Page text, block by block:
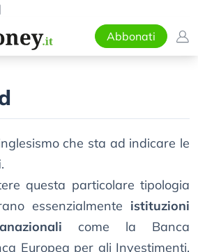
Abbonati
che sta ad indicare le
.
questa particolare tipologia
essenzialmente istituzioni
come la Banca
Europea per gli Investimenti,